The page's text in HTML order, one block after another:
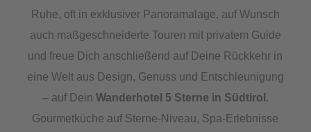
Ruhe, oft in exklusiver Panoramalage, auf Wunsch
auch maßgeschneiderte Touren mit privatem Guide
und freue Dich anschließend auf Deine Rückkehr in
eine Welt aus Design, Genuss und Entschleunigung
– auf Dein Wanderhotel 5 Sterne in Südtirol .
Gourmetküche auf Sterne-Niveau, Spa-Erlebnisse